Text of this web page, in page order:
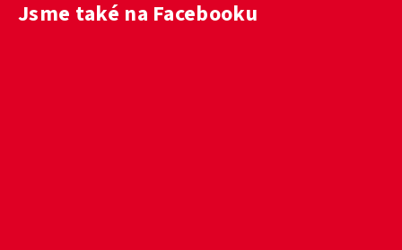
Jsme také na Facebooku